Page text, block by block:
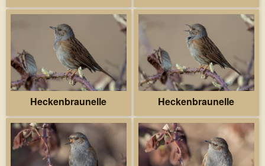
Heckenbraunelle Heckenbraunelle